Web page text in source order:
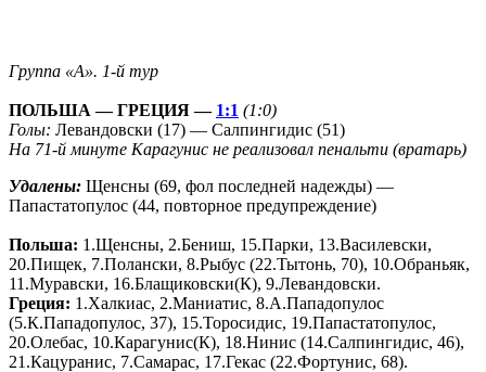
Группа «А». 1-й тур
ПОЛЬША — ГРЕЦИЯ — 1:1 (1:0)
Голы: Левандовски (17) — Салпингидис (51)
На 71-й минуте Карагунис не реализовал пенальти (вратарь)
Удалены: Щенсны (69, фол последней надежды) —
Папастатопулос (44, повторное предупреждение)
Польша: 1.Щенсны, 2.Бениш, 15.Парки, 13.Василевски,
20.Пищек, 7.Полански, 8.Рыбус (22.Тытонь, 70), 10.Обраньяк,
11.Муравски, 16.Блащиковски(К), 9.Левандовски.
Греция: 1.Халкиас, 2.Маниатис, 8.А.Пападопулос
(5.К.Пападопулос, 37), 15.Торосидис, 19.Папастатопулос,
20.Олебас, 10.Карагунис(К), 18.Нинис (14.Салпингидис, 46),
21.Кацуранис, 7.Самарас, 17.Гекас (22.Фортунис, 68).